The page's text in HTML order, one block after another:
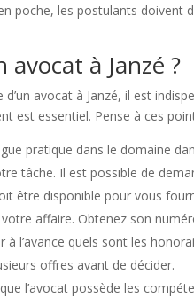
poche, les postulants
à Janzé ?
avocat à Janzé, il est
est essentiel. Pense à ces
pratique dans le domaine
tâche. Il est possible de
être disponible pour vous
affaire. Obtenez son
à l’avance quels sont les
offres avant de décider.
l’avocat possède les